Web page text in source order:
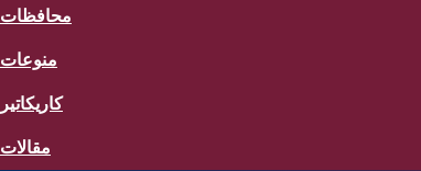
محافظات
منوعات
كاريكاتير
مقالات